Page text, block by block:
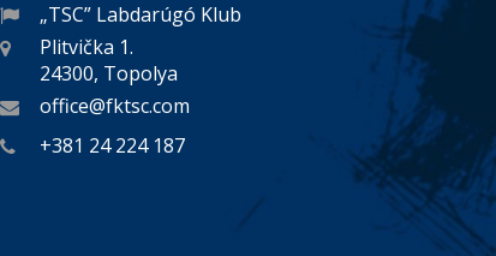
„TSC” Labdarúgó Klub
Plitvička 1.
24300, Topolya
office@fktsc.com
+381 24 224 187